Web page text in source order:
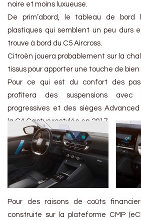
noire et moins luxueuse.
De prim’abord, le tableau de bord
plastiques qui semblent un peu durs
trouve à bord du C5 Aircross.
Citroën jouera probablement sur la
tissus pour apporter une touche de
Pour ce qui est du confort des
profitera des suspensions avec
progressives et des sièges
la C4 Cactus restylée en 2017.
Pour des raisons de coûts
construite sur la plateforme CMP